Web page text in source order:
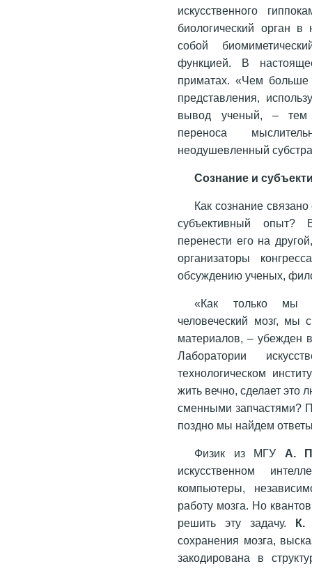
искусственного
биологический орган в
собой
функцией. В
приматах. «Чем
представления,
вывод ученый, – тем
переноса
неодушевленный
Сознание и
Как сознание
субъективный опыт?
перенести его на
организаторы
обсуждению ученых,
«Как только мы
человеческий мозг, мы
материалов, –
Лаборатории
технологическом
жить вечно, сделает
сменными запчастями?
поздно мы найдем
Физик из МГУ А.
искусственном
компьютеры,
работу мозга. Но
решить эту задачу. К.
сохранения мозга,
закодирована в